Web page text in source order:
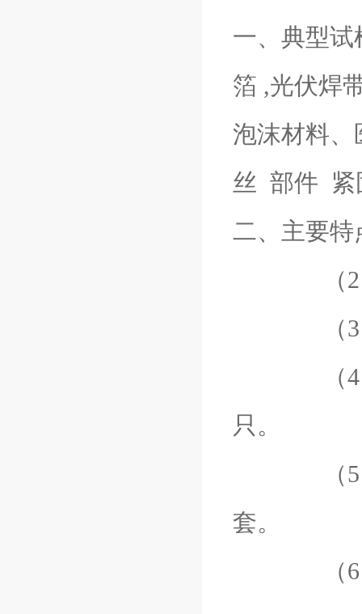
一、典型
箔 ,光伏焊
泡沫材料
丝 部件 紧
二、主要特
（2）免
（3）精
（4）自
只。
（5）多
套。
（6）快